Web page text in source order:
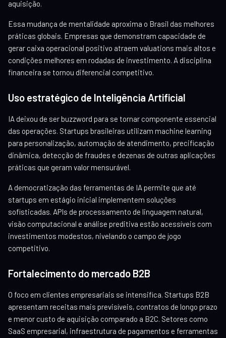
aquisição.
Essa mudança de mentalidade aproxima o Brasil das melhores
práticas globais. Empresas que demonstram capacidade de
gerar caixa operacional positivo atraem valuations mais altos e
condições melhores em rodadas de investimento. A disciplina
financeira se tornou diferencial competitivo.
Uso estratégico de Inteligência Artificial
IA deixou de ser buzzword para se tornar componente essencial
das operações. Startups brasileiras utilizam machine learning
para personalização, automação de atendimento, precificação
dinâmica, detecção de fraudes e dezenas de outras aplicações
práticas que geram valor mensurável.
A democratização das ferramentas de IA permite que até
startups em estágio inicial implementem soluções
sofisticadas. APIs de processamento de linguagem natural,
visão computacional e análise preditiva estão acessíveis com
investimentos modestos, nivelando o campo de jogo
competitivo.
Fortalecimento do mercado B2B
O foco em clientes empresariais se intensifica. Startups B2B
apresentam receitas mais previsíveis, contratos de longo prazo
e menor custo de aquisição comparado a B2C. Setores como
SaaS empresarial, infraestrutura de pagamentos e ferramentas